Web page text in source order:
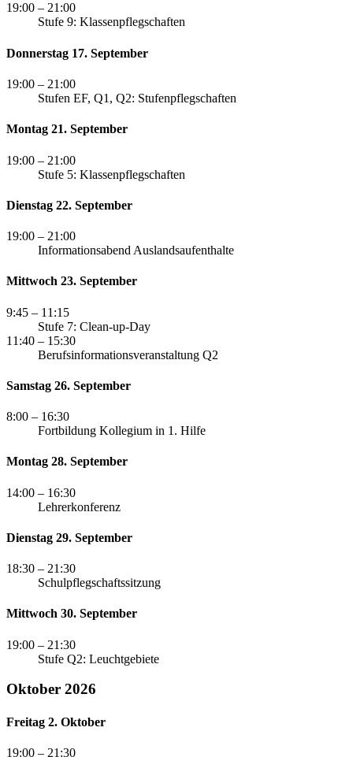
19:00 – 21:00
Stufe 9: Klassenpflegschaften
Donnerstag 17. September
19:00 – 21:00
Stufen EF, Q1, Q2: Stufenpflegschaften
Montag 21. September
19:00 – 21:00
Stufe 5: Klassenpflegschaften
Dienstag 22. September
19:00 – 21:00
Informationsabend Auslandsaufenthalte
Mittwoch 23. September
9:45 – 11:15
Stufe 7: Clean-up-Day
11:40 – 15:30
Berufsinformationsveranstaltung Q2
Samstag 26. September
8:00 – 16:30
Fortbildung Kollegium in 1. Hilfe
Montag 28. September
14:00 – 16:30
Lehrerkonferenz
Dienstag 29. September
18:30 – 21:30
Schulpflegschaftssitzung
Mittwoch 30. September
19:00 – 21:30
Stufe Q2: Leuchtgebiete
Oktober 2026
Freitag 2. Oktober
19:00 – 21:30